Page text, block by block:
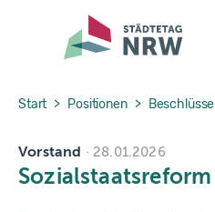
Skip to main navigation
Skip to main content
Skip to page footer
You are here:
Start Positionen Beschlüsse
Vorstand 28.01.2026
Sozialstaatsreform